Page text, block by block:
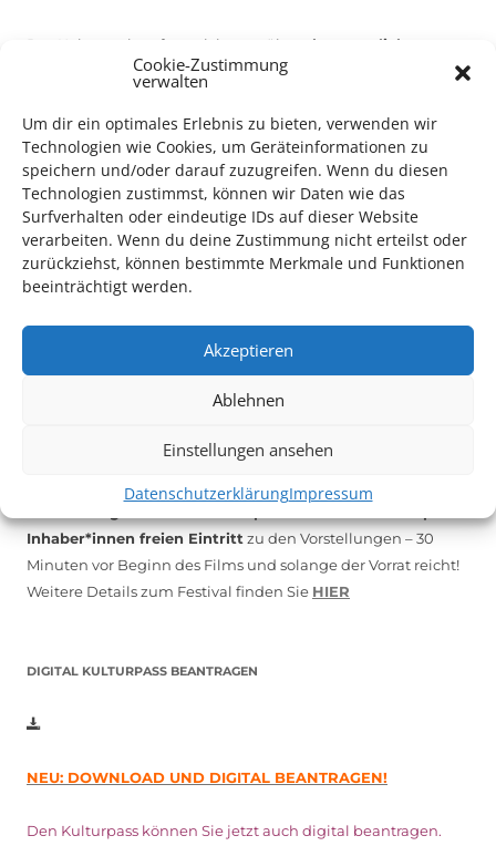
Cookie-Zustimmung
verwalten
Um dir ein optimales Erlebnis zu bieten, verwenden wir
Technologien wie Cookies, um Geräteinformationen zu
speichern und/oder darauf zuzugreifen. Wenn du diesen
Technologien zustimmst, können wir Daten wie das
Surfverhalten oder eindeutige IDs auf dieser Website
verarbeiten. Wenn du deine Zustimmung nicht erteilst oder
zurückziehst, können bestimmte Merkmale und Funktionen
beeinträchtigt werden.
Akzeptieren
Ablehnen
Einstellungen ansehen
DatenschutzerklärungImpressum
Das Kulturparkett freut sich stets über
ehrenamtliche
Mithilfe im Bereich Technik. Sie haben Interesse? Dann
*KULTURTIPP SOMMERPAUSE: FESTIVAL DES DEUTSCHEN FILMS*
Auch dieses Jahr findet wieder dasFestival des deutschen
in Ludwigshafen statt.
Inhaber*innen freien Eintritt zu den Vorstellungen – 30
Minuten vor Beginn des Films und solange der Vorrat reicht!
Weitere Details zum Festival finden Sie HIER
DIGITAL KULTURPASS BEANTRAGEN
NEU: DOWNLOAD UND DIGITAL BEANTRAGEN!
Den Kulturpass können Sie jetzt auch digital beantragen.